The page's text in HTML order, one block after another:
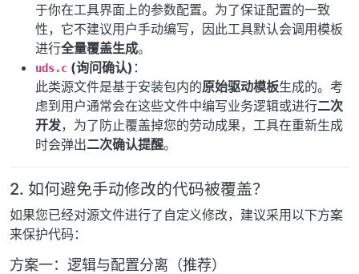
于你在工具界面上的参数配置。为了保证配置的一致
性，它不建议用户手动编写，因此工具默认会调用模板
进行全量覆盖生成。
uds.c (询问确认) ：
此类源文件是基于安装包内的原始驱动模板生成的。考
虑到用户通常会在这些文件中编写业务逻辑或进行二次
开发，为了防止覆盖掉您的劳动成果，工具在重新生成
时会弹出二次确认提醒。
2. 如何避免手动修改的代码被覆盖？
如果您已经对源文件进行了自定义修改，建议采用以下方案
来保护代码：
方案一：逻辑与配置分离（推荐）